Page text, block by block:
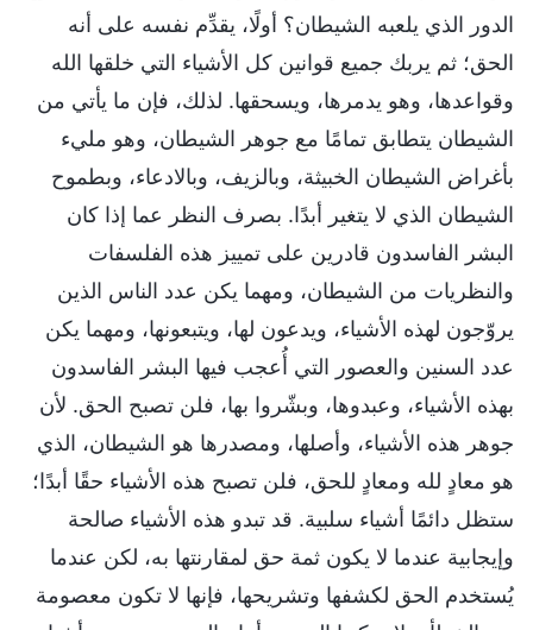
الدور الذي يلعبه الشيطان؟ أولًا، يقدِّم نفسه على أنه
الحق؛ ثم يربك جميع قوانين كل الأشياء التي خلقها الله
وقواعدها، وهو يدمرها، ويسحقها. لذلك، فإن ما يأتي من
الشيطان يتطابق تمامًا مع جوهر الشيطان، وهو مليء
بأغراض الشيطان الخبيثة، وبالزيف، وبالادعاء، وبطموح
الشيطان الذي لا يتغير أبدًا. بصرف النظر عما إذا كان
البشر الفاسدون قادرين على تمييز هذه الفلسفات
والنظريات من الشيطان، ومهما يكن عدد الناس الذين
يروّجون لهذه الأشياء، ويدعون لها، ويتبعونها، ومهما يكن
عدد السنين والعصور التي أُعجب فيها البشر الفاسدون
بهذه الأشياء، وعبدوها، وبشّروا بها، فلن تصبح الحق. لأن
جوهر هذه الأشياء، وأصلها، ومصدرها هو الشيطان، الذي
هو معادٍ لله ومعادٍ للحق، فلن تصبح هذه الأشياء حقًا أبدًا؛
ستظل دائمًا أشياء سلبية. قد تبدو هذه الأشياء صالحة
وإيجابية عندما لا يكون ثمة حق لمقارنتها به، لكن عندما
يُستخدم الحق لكشفها وتشريحها، فإنها لا تكون معصومة